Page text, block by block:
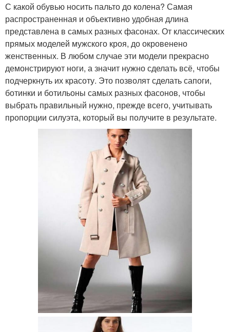
С какой обувью носить пальто до колена? Самая
распространенная и объективно удобная длина
представлена в самых разных фасонах. От классических
прямых моделей мужского кроя, до окровенено
женственных. В любом случае эти модели прекрасно
демонстрируют ноги, а значит нужно сделать всё, чтобы
подчеркнуть их красоту. Это позволят сделать сапоги,
ботинки и ботильоны самых разных фасонов, чтобы
выбрать правильный нужно, прежде всего, учитывать
пропорции силуэта, который вы получите в результате.